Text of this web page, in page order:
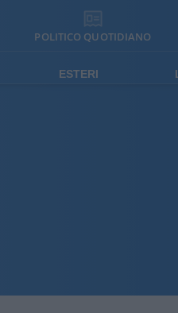
POLITICO QUOTIDIANO
ESTERI